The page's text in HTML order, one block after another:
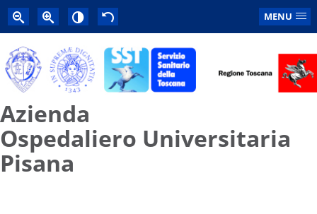
MENU
Azienda
Ospedaliero Universitaria
Pisana